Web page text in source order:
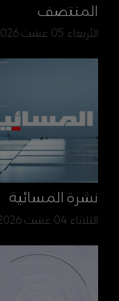
المنتصف
الأربعاء 05 غشت 2026
نشرة المسائية
الثلاثاء 04 غشت 2026